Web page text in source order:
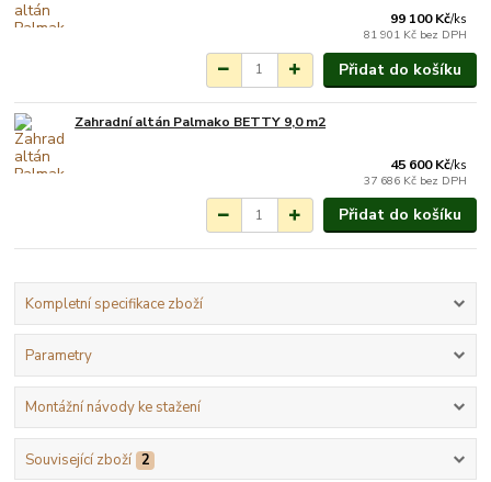
99 100 Kč/ks
81 901 Kč bez DPH
Přidat do košíku
Zahradní altán Palmako BETTY 9,0 m2
45 600 Kč/ks
37 686 Kč bez DPH
Přidat do košíku
Kompletní specifikace zboží
Parametry
Montážní návody ke stažení
Související zboží 2